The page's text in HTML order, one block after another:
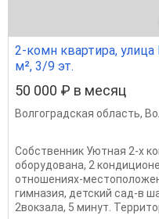
2-комн квартира, улица
м², 3/9 эт.
50 000 ₽ в месяц
Волгоградская область,
Собственник Уютная 2-х
оборудована, 2
отношениях-
гимназия, детский сад-в
2вокзала, 5 минут.